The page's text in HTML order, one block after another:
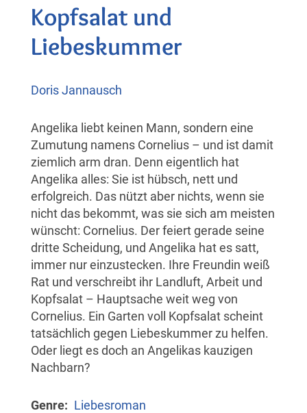
Kopfsalat und
Liebeskummer
Doris Jannausch
Angelika liebt keinen Mann, sondern eine
Zumutung namens Cornelius – und ist damit
ziemlich arm dran. Denn eigentlich hat
Angelika alles: Sie ist hübsch, nett und
erfolgreich. Das nützt aber nichts, wenn sie
nicht das bekommt, was sie sich am meisten
wünscht: Cornelius. Der feiert gerade seine
dritte Scheidung, und Angelika hat es satt,
immer nur einzustecken. Ihre Freundin weiß
Rat und verschreibt ihr Landluft, Arbeit und
Kopfsalat – Hauptsache weit weg von
Cornelius. Ein Garten voll Kopfsalat scheint
tatsächlich gegen Liebeskummer zu helfen.
Oder liegt es doch an Angelikas kauzigen
Nachbarn?
Genre
Liebesroman